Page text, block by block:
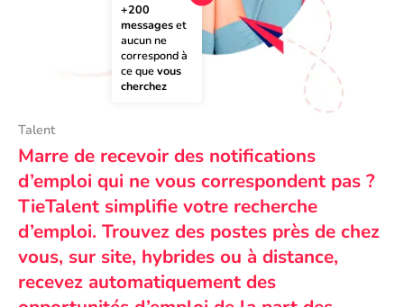
+200
messages et
aucun ne
correspond à
ce que vous
cherchez
Talent
Marre de recevoir des notifications
d’emploi qui ne vous correspondent pas ?
TieTalent simplifie votre recherche
d’emploi. Trouvez des postes près de chez
vous, sur site, hybrides ou à distance,
recevez automatiquement des